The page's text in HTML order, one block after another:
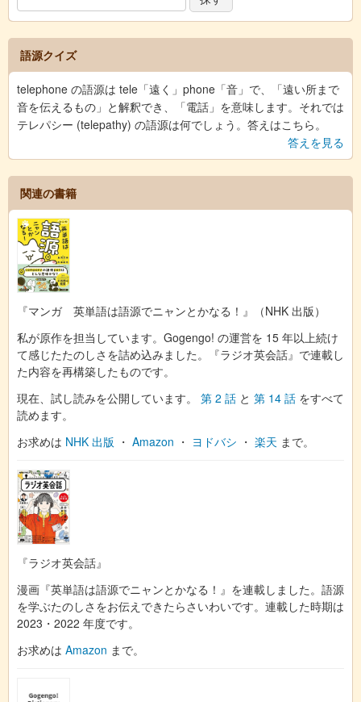
語源クイズ
telephone の語源は tele「遠く」phone「音」で、「遠い所まで
音を伝えるもの」と解釈でき、「電話」を意味します。それでは
テレパシー (telepathy) の語源は何でしょう。答えはこちら。
答えを見る
関連の書籍
『マンガ 英単語は語源でニャンとかなる！』（NHK 出版）
私が原作を担当しています。Gogengo! の運営を 15 年以上続け
て感じたたのしさを詰め込みました。『ラジオ英会話』で連載し
た内容を再構築したものです。
現在、試し読みを公開しています。 第 2 話 と 第 14 話 をすべて
読めます。
お求めは NHK 出版 ・ Amazon ・ ヨドバシ ・ 楽天 まで。
『ラジオ英会話』
漫画『英単語は語源でニャンとかなる！』を連載しました。語源
を学ぶたのしさをお伝えできたらさいわいです。連載した時期は
2023・2022 年度です。
お求めは Amazon まで。